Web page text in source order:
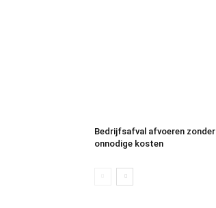
Bedrijfsafval afvoeren zonder
onnodige kosten